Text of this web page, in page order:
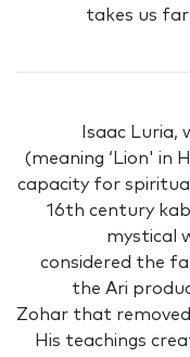
takes us
Isaac Luria,
(meaning ‘Lion' in
capacity for
16th century
mystical
considered the
the Ari
Zohar that
His teachings